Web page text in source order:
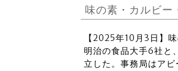
味の素・カルビー
【2025年10月3日】
明治の食品大手6社と
立した。事務局はアビ